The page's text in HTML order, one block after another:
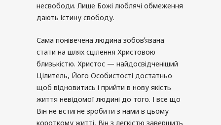
несвободи. Лише Божі люблячі обмеження
дають істину свободу.
Сама понівечена людина зобовʼязана
стати на шлях сцілення Христовою
близькістю. Христос — найдосвідченіший
Цілитель, Його Особистості достатньо
щоб відновитись і прийти в нову якість
життя невідомої людині до того. І все що
Він не встигне зробити з нами в цьому
короткому житті, Він з легкістю завершить